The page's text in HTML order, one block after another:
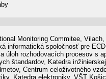
Monitoring Commitee,
informatická spoločnosť pre
úloh rozhodovacích procesov s
štandardov, Katedra
Centrum celoživotného
Katedra elektroniky, VŠT